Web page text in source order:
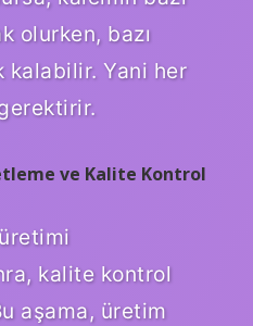
olurken, bazı
kalabilir. Yani her
ve Kalite Kontrol
kalite kontrol
aşama, üretim